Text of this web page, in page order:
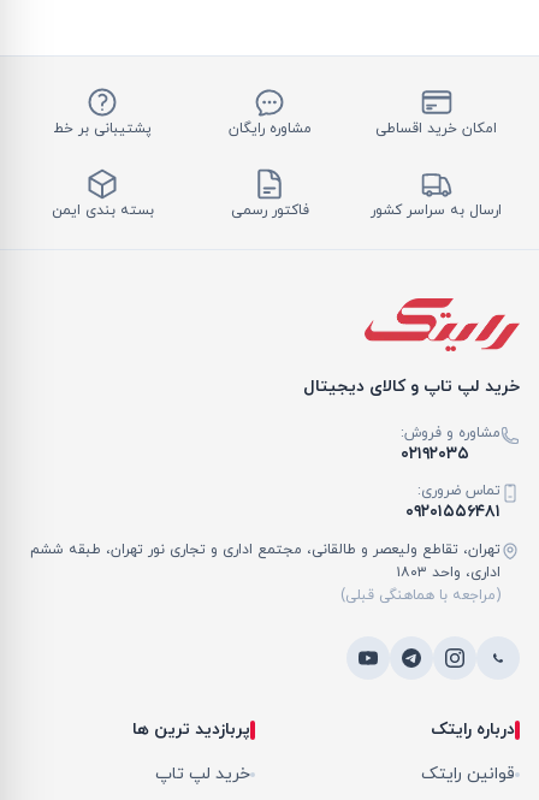
امکان خرید اقساطی مشاوره رایگان پشتیبانی بر خط
ارسال به سراسر کشور فاکتور رسمی بسته بندی ایمن
خرید لپ تاپ و کالای دیجیتال
مشاوره و فروش:
۰۲۱۹۲۰۳۵
تماس ضروری:
۰۹۲۰۱۵۵۶۴۸۱
تهران، تقاطع ولیعصر و طالقانی، مجتمع اداری و تجاری نور تهران، طبقه ششم
اداری، واحد ۱۸۰۳
(مراجعه با هماهنگی قبلی)
درباره رایتک
قوانین رایتک
پربازدید ترین ها
خرید لپ تاپ